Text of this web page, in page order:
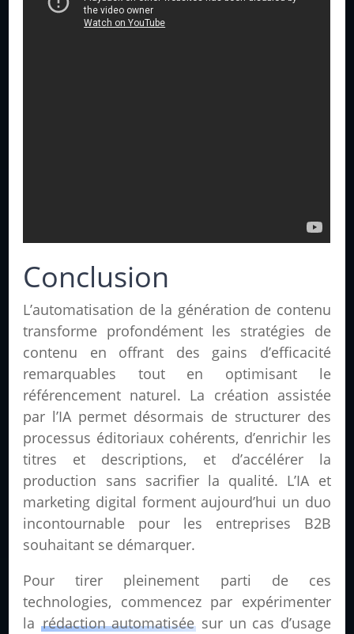
Conclusion
L’automatisation de la génération de contenu
transforme profondément les stratégies de
contenu en offrant des gains d’efficacité
remarquables tout en optimisant le
référencement naturel. La création assistée
par l’IA permet désormais de structurer des
processus éditoriaux cohérents, d’enrichir les
titres et descriptions, et d’accélérer la
production sans sacrifier la qualité. L’IA et
marketing digital forment aujourd’hui un duo
incontournable pour les entreprises B2B
souhaitant se démarquer.
Pour tirer pleinement parti de ces
technologies, commencez par expérimenter
la rédaction automatiséesur un cas d’usage